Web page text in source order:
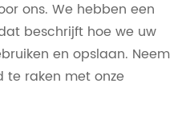
ons. We hebben een
beschrijft hoe we uw
en opslaan. Neem
raken met onze